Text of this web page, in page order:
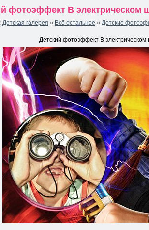
фотоэффект В электрическом
Детская галерея » Всё остальное » Детские
Детский фотоэффект В